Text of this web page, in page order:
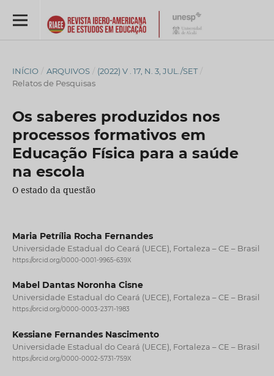
INÍCIO / ARQUIVOS / (2022) V . 17, N. 3, JUL./SET /
Relatos de Pesquisas
Os saberes produzidos nos
processos formativos em
Educação Física para a saúde
na escola
O estado da questão
Maria Petrília Rocha Fernandes
Universidade Estadual do Ceará (UECE), Fortaleza – CE – Brasil
https://orcid.org/0000-0001-9965-639X
Mabel Dantas Noronha Cisne
Universidade Estadual do Ceará (UECE), Fortaleza – CE – Brasil
https://orcid.org/0000-0003-2371-1983
Kessiane Fernandes Nascimento
Universidade Estadual do Ceará (UECE), Fortaleza – CE – Brasil
https://orcid.org/0000-0002-5731-759X